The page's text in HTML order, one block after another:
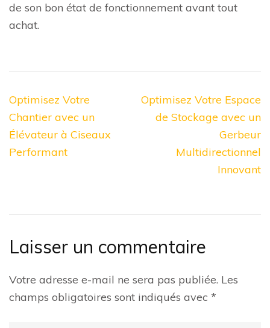
de son bon état de fonctionnement avant tout
achat.
Navigation
de
l’article
Optimisez Votre
Chantier avec un
Élévateur à Ciseaux
Performant
Optimisez Votre Espace
de Stockage avec un
Gerbeur
Multidirectionnel
Innovant
Laisser un commentaire
Votre adresse e-mail ne sera pas publiée. Les
champs obligatoires sont indiqués avec *